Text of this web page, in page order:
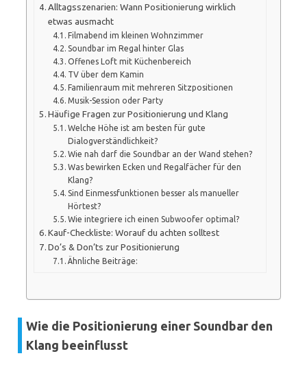
Alltagsszenarien: Wann Positionierung wirklich
etwas ausmacht
Filmabend im kleinen Wohnzimmer
Soundbar im Regal hinter Glas
Offenes Loft mit Küchenbereich
TV über dem Kamin
Familienraum mit mehreren Sitzpositionen
Musik-Session oder Party
Häufige Fragen zur Positionierung und Klang
Welche Höhe ist am besten für gute
Dialogverständlichkeit?
Wie nah darf die Soundbar an der Wand stehen?
Was bewirken Ecken und Regalfächer für den
Klang?
Sind Einmessfunktionen besser als manueller
Hörtest?
Wie integriere ich einen Subwoofer optimal?
Kauf-Checkliste: Worauf du achten solltest
Do’s & Don’ts zur Positionierung
Ähnliche Beiträge:
Wie die Positionierung einer Soundbar den
Klang beeinflusst